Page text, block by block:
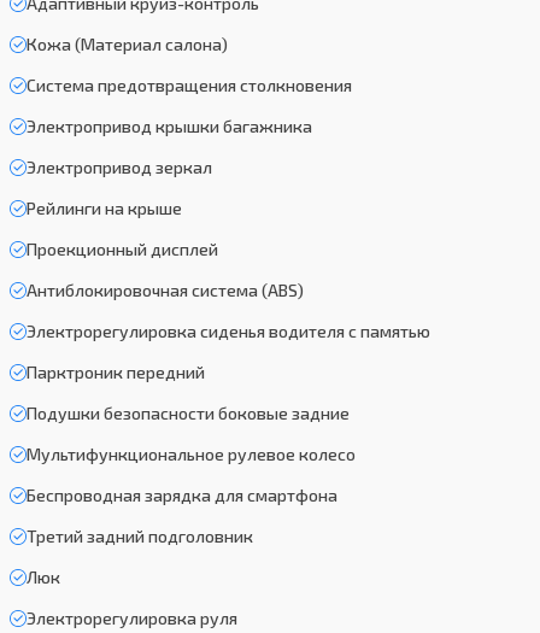
Кожа (Материал салона)
Система предотвращения столкновения
Электропривод крышки багажника
Электропривод зеркал
Рейлинги на крыше
Проекционный дисплей
Антиблокировочная система (ABS)
Электрорегулировка сиденья водителя с памятью
Парктроник передний
Подушки безопасности боковые задние
Мультифункциональное рулевое колесо
Беспроводная зарядка для смартфона
Третий задний подголовник
Люк
Электрорегулировка руля